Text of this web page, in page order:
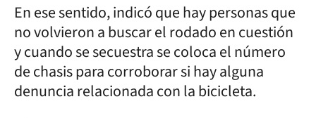
En ese sentido, indicó que hay personas que
no volvieron a buscar el rodado en cuestión
y cuando se secuestra se coloca el número
de chasis para corroborar si hay alguna
denuncia relacionada con la bicicleta.